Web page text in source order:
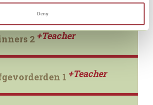
Deny
2 +Teacher
1 +Teacher